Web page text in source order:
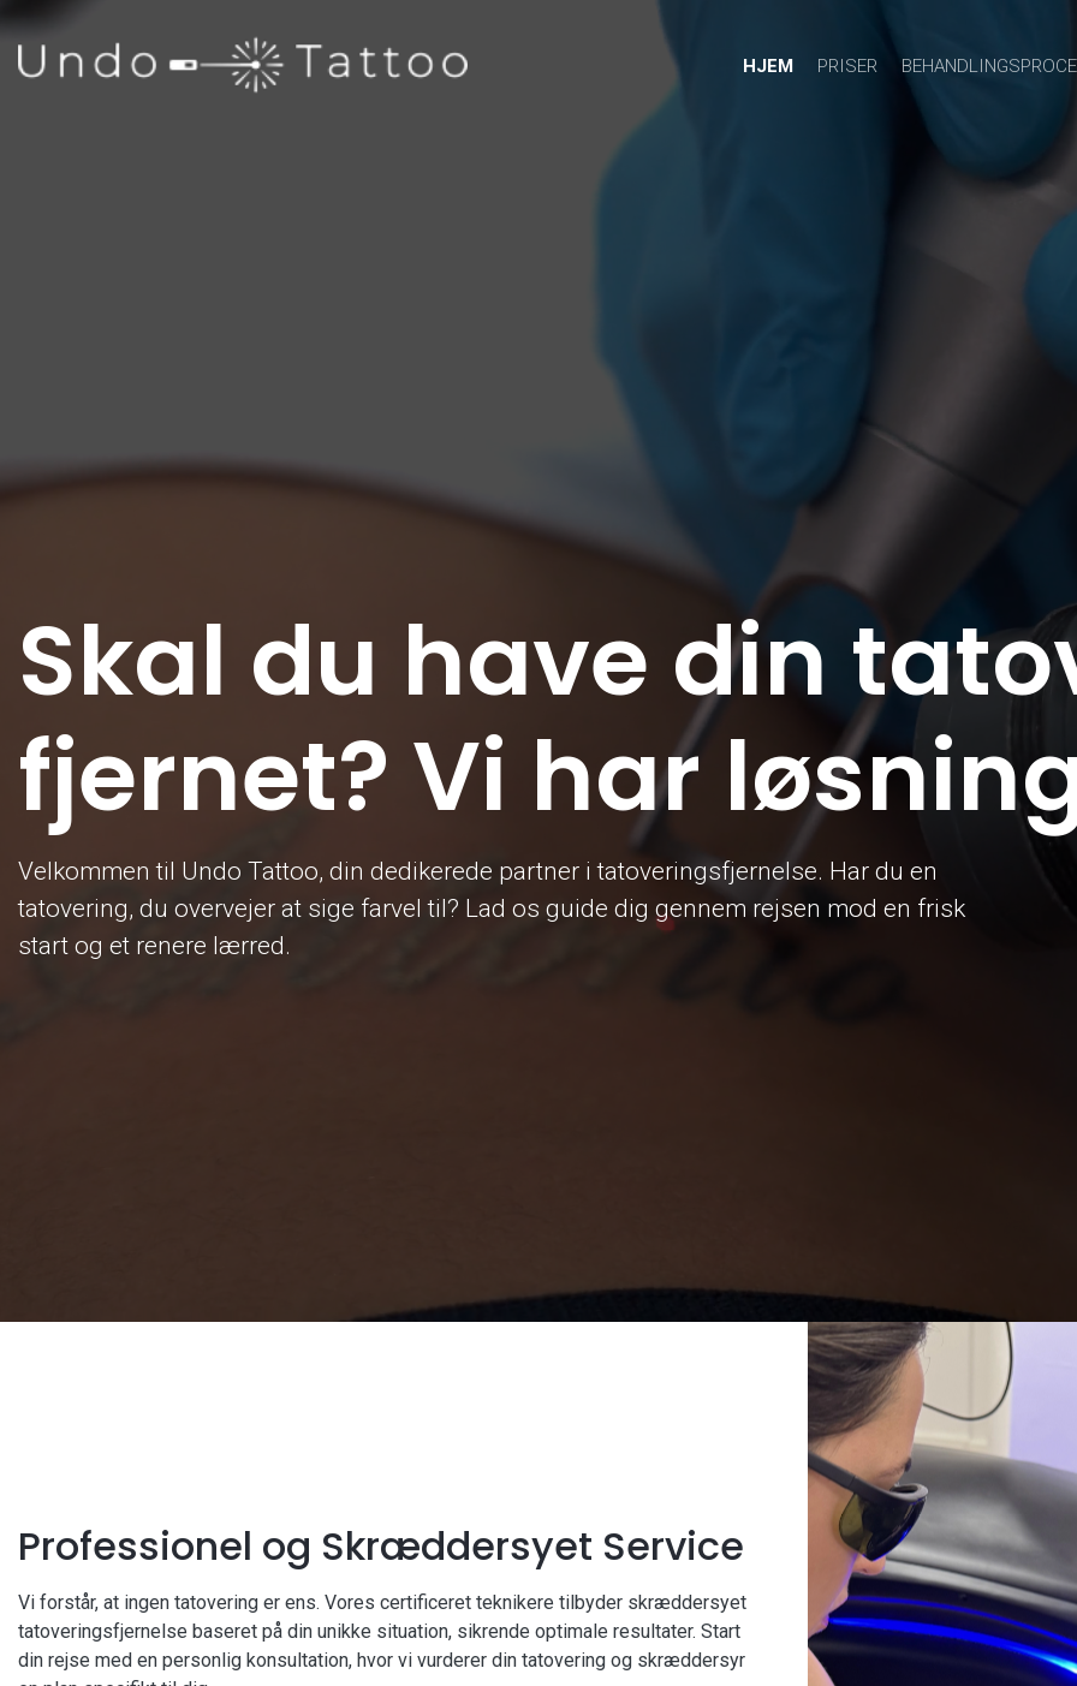
hovedindhold
HJEM PRISER
Skal du have din
fjernet? Vi har
Velkommen til Undo Tattoo, din dedikerede partner i tatoveringsfjernelse. Har du en
tatovering, du overvejer at sige farvel til? Lad os guide dig gennem rejsen mod en frisk
start og et renere lærred.
Professionel og Skræddersyet Service
Vi forstår, at ingen tatovering er ens. Vores certificeret teknikere tilbyder skræddersyet
tatoveringsfjernelse baseret på din unikke situation, sikrende optimale resultater. Start
din rejse med en personlig konsultation, hvor vi vurderer din tatovering og skræddersyr